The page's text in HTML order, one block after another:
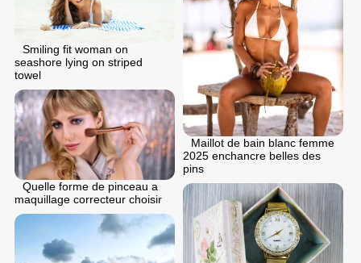
Smiling fit woman on
seashore lying on striped
towel
Maillot de bain blanc femme
2025 enchancre belles des
pins
Quelle forme de pinceau a
maquillage correcteur choisir